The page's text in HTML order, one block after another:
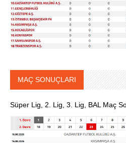
MAÇ SONUÇLARI
Süper Lig, 2. Lig, 3. Lig, BAL Maç